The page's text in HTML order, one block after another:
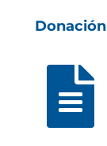
Donación
